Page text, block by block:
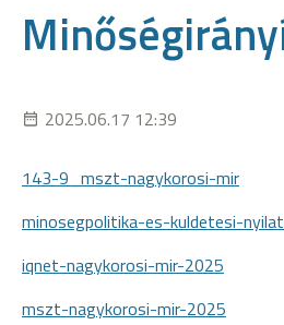
2025.06.17 12:39
143-9_mszt-nagykorosi-mir
minosegpolitika-es-kuldetesi-
iqnet-nagykorosi-mir-2025
mszt-nagykorosi-mir-2025